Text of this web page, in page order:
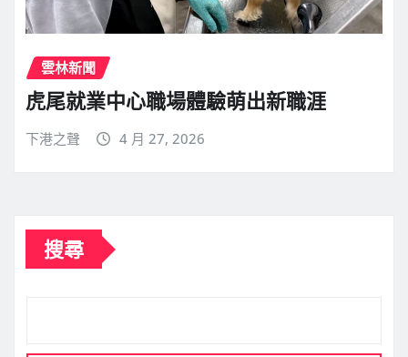
雲林新聞
虎尾就業中心職場體驗萌出新職涯
下港之聲 4 月 27, 2026
搜尋